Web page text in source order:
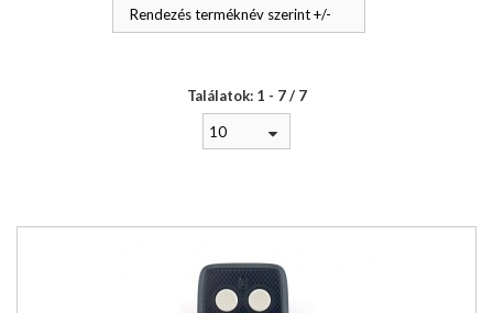
Rendezés terméknév szerint +/-
Találatok: 1 - 7 / 7
10